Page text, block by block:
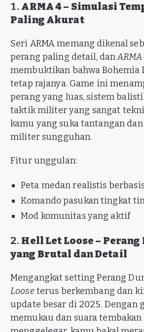
1. ARMA 4 – Simulasi
Paling Akurat
Seri ARMA memang dikenal
perang paling detail, danARMA
membuktikan bahwa Bohemia
tetap rajanya. Game ini
perang yang luas, sistem
taktik militer yang sangat
kamu yang suka tantangan
militer sungguhan.
Fitur unggulan:
Peta medan realistis
Komando pasukan tingkat
Mod komunitas yang aktif
2. Hell Let Loose –
yang Brutal dan Detail
Mengangkat setting Perang
Looseterus berkembang dan
update besar di 2025. Dengan
memukau dan suara tembakan